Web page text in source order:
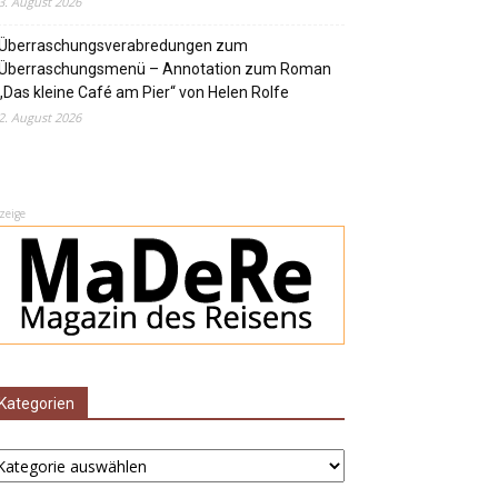
zum
– Annotation zum Roman
kleine Café am Pier“ von Helen Rolfe
August 2026